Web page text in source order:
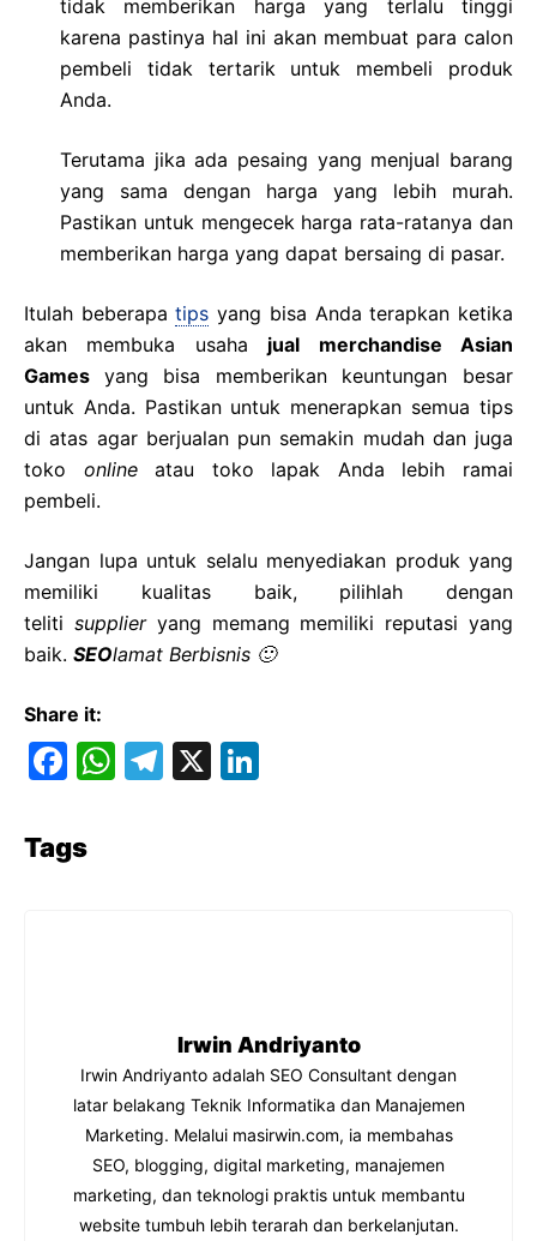
tidak memberikan harga yang terlalu tinggi
karena pastinya hal ini akan membuat para calon
pembeli tidak tertarik untuk membeli produk
Anda.
Terutama jika ada pesaing yang menjual barang
yang sama dengan harga yang lebih murah.
Pastikan untuk mengecek harga rata-ratanya dan
memberikan harga yang dapat bersaing di pasar.
Itulah beberapatips yang bisa Anda terapkan ketika
akan membuka usaha jual merchandise Asian
Games yang bisa memberikan keuntungan besar
untuk Anda. Pastikan untuk menerapkan semua tips
di atas agar berjualan pun semakin mudah dan juga
toko onlineatau toko lapak Anda lebih ramai
pembeli.
Jangan lupa untuk selalu menyediakan produk yang
memiliki kualitas baik, pilihlah dengan
teliti supplier yang memang memiliki reputasi yang
baik. SEOlamat Berbisnis 🙂
Share it:
F
c
e
W T
X
Tags
Irwin Andriyanto
Irwin Andriyanto adalah SEO Consultant dengan
latar belakang Teknik Informatika dan Manajemen
Marketing. Melalui masirwin.com, ia membahas
SEO, blogging, digital marketing, manajemen
marketing, dan teknologi praktis untuk membantu
website tumbuh lebih terarah dan berkelanjutan.